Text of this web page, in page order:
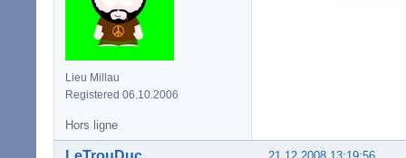
Lieu Millau
Registered 06.10.2006
Hors ligne